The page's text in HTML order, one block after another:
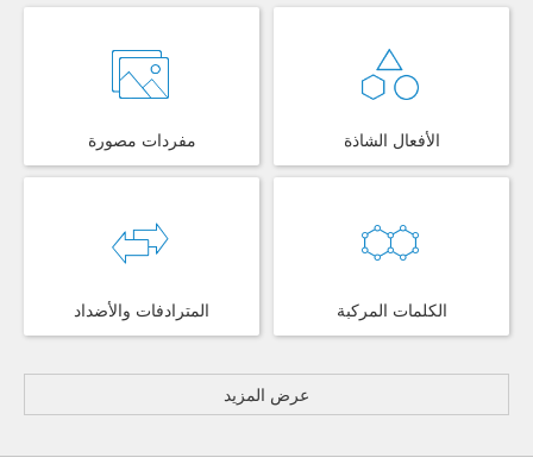
مفردات مصورة الأفعال الشاذة
المترادفات والأضداد الكلمات المركبة
عرض المزيد